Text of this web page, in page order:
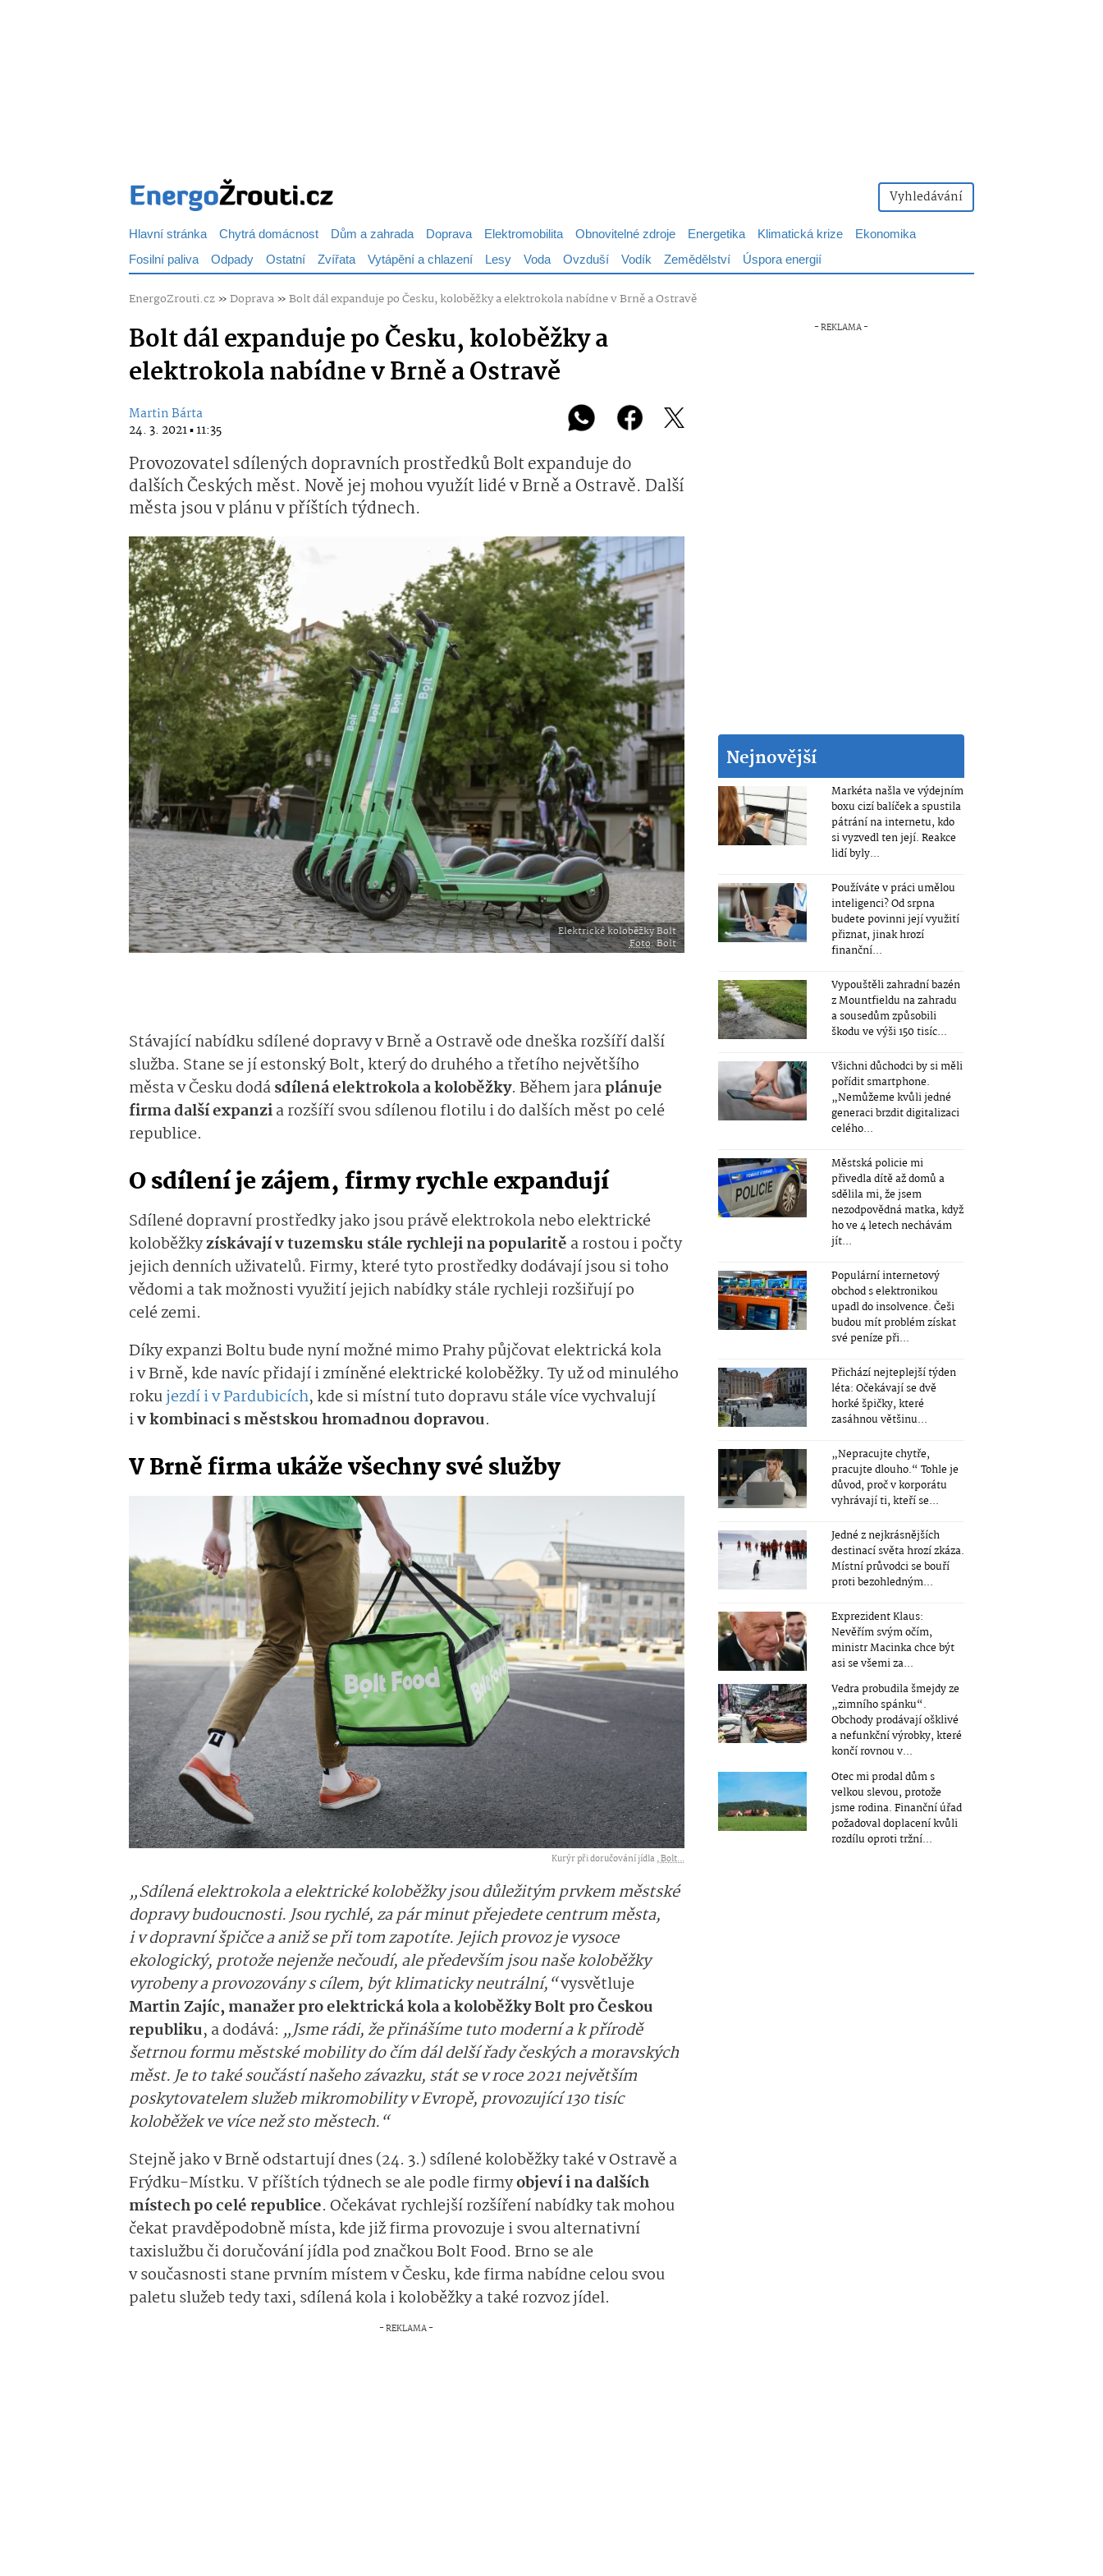
Vyhledávání
Hlavní stránka Chytrá domácnost Dům a zahrada Doprava Elektromobilita Obnovitelné zdroje Energetika Klimatická krize
Ekonomika
Fosilní paliva Odpady Ostatní Zvířata Vytápění a chlazení Lesy Voda Ovzduší Vodík Zemědělství Úspora energií
EnergoZrouti.cz»Doprava»Bolt dál expanduje po Česku, koloběžky a elektrokola nabídne v Brně a Ostravě
Bolt dál expanduje po Česku, koloběžky a
elektrokola nabídne v Brně a Ostravě
Martin Bárta
24. 3. 2021 ▪ 11:35
Provozovatel sdílených dopravních prostředků Bolt expanduje do
dalších Českých měst. Nově jej mohou využít lidé v Brně a Ostravě. Další
města jsou v plánu v příštích týdnech.
Elektrické koloběžky Bolt
Foto: Bolt
Stávající nabídku sdílené dopravy v Brně a Ostravě ode dneška rozšíří další
služba. Stane se jí estonský Bolt, který do druhého a třetího největšího
města v Česku dodásdílená elektrokola a koloběžky. Během jaraplánuje
firma další expanzia rozšíří svou sdílenou flotilu i do dalších měst po celé
republice.
O sdílení je zájem, firmy rychle expandují
Sdílené dopravní prostředky jako jsou právě elektrokola nebo elektrické
koloběžkyzískávají v tuzemsku stále rychleji na popularitě a rostou i počty
jejich denních uživatelů. Firmy, které tyto prostředky dodávají jsou si toho
vědomi a tak možnosti využití jejich nabídky stále rychleji rozšiřují po
celé zemi.
Díky expanzi Boltu bude nyní možné mimo Prahy půjčovat elektrická kola
i v Brně, kde navíc přidají i zmíněné elektrické koloběžky. Ty už od minulého
rokujezdí i v Pardubicích, kde si místní tuto dopravu stále více vychvalují
iv kombinaci s městskou hromadnou dopravou.
V Brně firma ukáže všechny své služby
Kurýr při doručování jídla ,Bolt...
„Sdílená elektrokola a elektrické koloběžky jsou důležitým prvkem městské
dopravy budoucnosti. Jsou rychlé, za pár minut přejedete centrum města,
i v dopravní špičce a aniž se při tom zapotíte. Jejich provoz je vysoce
ekologický, protože nejenže nečoudí, ale především jsou naše koloběžky
vyrobeny a provozovány s cílem, být klimaticky neutrální,“vysvětluje
Martin Zajíc, manažer pro elektrická kola a koloběžky Bolt pro Českou
republiku, a dodává: „Jsme rádi, že přinášíme tuto moderní a k přírodě
šetrnou formu městské mobility do čím dál delší řady českých a moravských
měst. Je to také součástí našeho závazku, stát se v roce 2021 největším
poskytovatelem služeb mikromobility v Evropě, provozující 130 tisíc
koloběžek ve více než sto městech.“
Stejně jako v Brně odstartují dnes (24. 3.) sdílené koloběžky také v Ostravě a
Frýdku-Místku. V příštích týdnech se ale podle firmyobjeví i na dalších
místech po celé republice. Očekávat rychlejší rozšíření nabídky tak mohou
čekat pravděpodobně místa, kde již firma provozuje i svou alternativní
taxislužbu či doručování jídla pod značkou Bolt Food. Brno se ale
v současnosti stane prvním místem v Česku, kde firma nabídne celou svou
paletu služeb tedy taxi, sdílená kola i koloběžky a také rozvoz jídel.
Nejnovější
Markéta našla ve výdejním
boxu cizí balíček a spustila
pátrání na internetu, kdo
si vyzvedl ten její. Reakce
lidí byly...
Používáte v práci umělou
inteligenci? Od srpna
budete povinni její využití
přiznat, jinak hrozí
finanční...
Vypouštěli zahradní bazén
z Mountfieldu na zahradu
a sousedům způsobili
škodu ve výši 150 tisíc...
Všichni důchodci by si měli
pořídit smartphone.
„Nemůžeme kvůli jedné
generaci brzdit digitalizaci
celého...
Městská policie mi
přivedla dítě až domů a
sdělila mi, že jsem
nezodpovědná matka, když
ho ve 4 letech nechávám
jít...
Populární internetový
obchod s elektronikou
upadl do insolvence. Češi
budou mít problém získat
své peníze při...
Přichází nejteplejší týden
léta: Očekávají se dvě
horké špičky, které
zasáhnou většinu...
„Nepracujte chytře,
pracujte dlouho.“ Tohle je
důvod, proč v korporátu
vyhrávají ti, kteří se...
Jedné z nejkrásnějších
destinací světa hrozí zkáza.
Místní průvodci se bouří
proti bezohledným...
Exprezident Klaus:
Nevěřím svým očím,
ministr Macinka chce být
asi se všemi za...
Vedra probudila šmejdy ze
„zimního spánku“.
Obchody prodávají ošklivé
a nefunkční výrobky, které
končí rovnou v...
Otec mi prodal dům s
velkou slevou, protože
jsme rodina. Finanční úřad
požadoval doplacení kvůli
rozdílu oproti tržní...